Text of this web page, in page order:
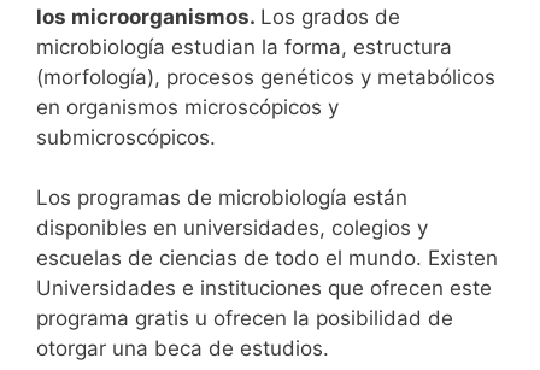
los microorganismos. Los grados de
microbiología estudian la forma, estructura
(morfología), procesos genéticos y metabólicos
en organismos microscópicos y
submicroscópicos.
Los programas de microbiología están
disponibles en universidades, colegios y
escuelas de ciencias de todo el mundo. Existen
Universidades e instituciones que ofrecen este
programa gratis u ofrecen la posibilidad de
otorgar una beca de estudios.